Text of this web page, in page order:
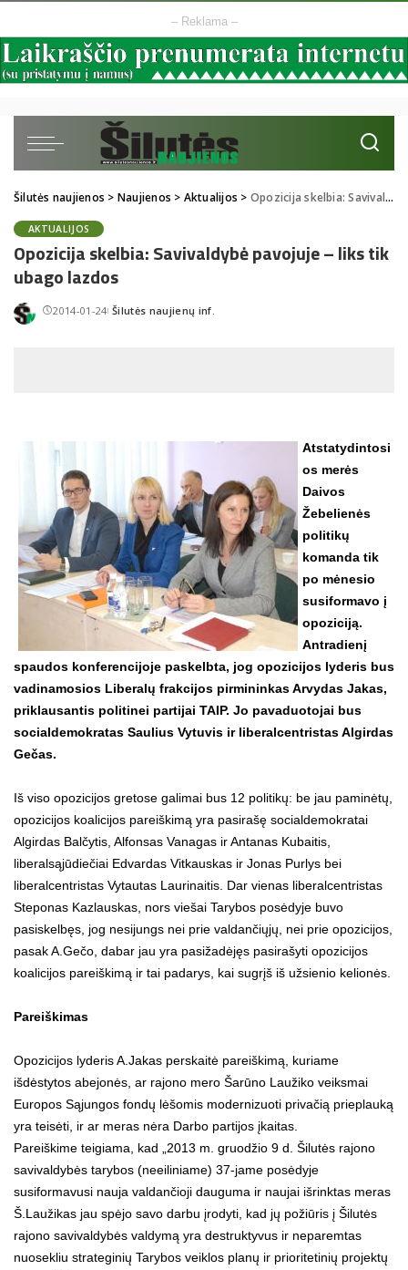
– Reklama –
Šilutės naujienos > Naujienos > Aktualijos > Opozicija skelbia: Savivaldybė pavojuje – liks tik ubago lazdos
AKTUALIJOS
Opozicija skelbia: Savivaldybė pavojuje – liks tik
ubago lazdos
2014-01-24Posted
Šilutės naujienų inf.
Atstatydintosi
os merės
Daivos
Žebelienės
politikų
komanda tik
po mėnesio
susiformavo į
opoziciją.
Antradienį
spaudos konferencijoje paskelbta, jog opozicijos lyderis bus
vadinamosios Liberalų frakcijos pirmininkas Arvydas Jakas,
priklausantis politinei partijai TAIP. Jo pavaduotojai bus
socialdemokratas Saulius Vytuvis ir liberalcentristas Algirdas
Gečas.
Iš viso opozicijos gretose galimai bus 12 politikų: be jau paminėtų,
opozicijos koalicijos pareiškimą yra pasirašę socialdemokratai
Algirdas Balčytis, Alfonsas Vanagas ir Antanas Kubaitis,
liberalsąjūdiečiai Edvardas Vitkauskas ir Jonas Purlys bei
liberalcentristas Vytautas Laurinaitis. Dar vienas liberalcentristas
Steponas Kazlauskas, nors viešai Tarybos posėdyje buvo
pasiskelbęs, jog nesijungs nei prie valdančiųjų, nei prie opozicijos,
pasak A.Gečo, dabar jau yra pasižadėjęs pasirašyti opozicijos
koalicijos pareiškimą ir tai padarys, kai sugrįš iš užsienio kelionės.
Pareiškimas
Opozicijos lyderis A.Jakas perskaitė pareiškimą, kuriame
išdėstytos abejonės, ar rajono mero Šarūno Laužiko veiksmai
Europos Sąjungos fondų lėšomis modernizuoti privačią prieplauką
yra teisėti, ir ar meras nėra Darbo partijos įkaitas.
Pareiškime teigiama, kad „2013 m. gruodžio 9 d. Šilutės rajono
savivaldybės tarybos (neeiliniame) 37-jame posėdyje
susiformavusi nauja valdančioji dauguma ir naujai išrinktas meras
Š.Laužikas jau spėjo savo darbu įrodyti, kad jų požiūris į Šilutės
rajono savivaldybės valdymą yra destruktyvus ir neparemtas
nuosekliu strateginių Tarybos veiklos planų ir prioritetinių projektų